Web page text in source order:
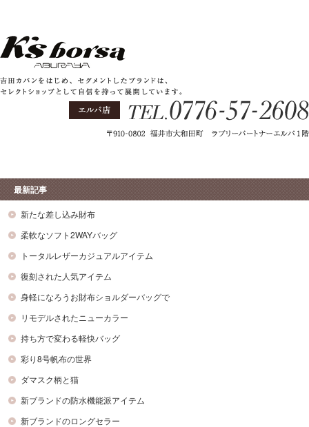
最新記事
新たな差し込み財布
柔軟なソフト2WAYバッグ
トータルレザーカジュアルアイテム
復刻された人気アイテム
身軽になろうお財布ショルダーバッグで
リモデルされたニューカラー
持ち方で変わる軽快バッグ
彩り8号帆布の世界
ダマスク柄と猫
新ブランドの防水機能派アイテム
新ブランドのロングセラー